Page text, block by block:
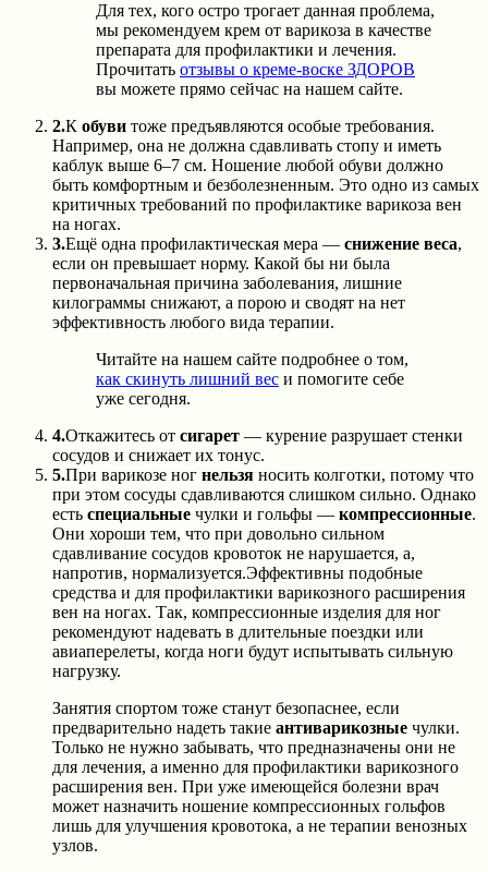
Для тех, кого остро трогает данная проблема,
мы рекомендуем крем от варикоза в качестве
препарата для профилактики и лечения.
Прочитать отзывы о креме-воске ЗДОРОВ
вы можете прямо сейчас на нашем сайте.
2.К обуви тоже предъявляются особые требования.
Например, она не должна сдавливать стопу и иметь
каблук выше 6–7 см. Ношение любой обуви должно
быть комфортным и безболезненным. Это одно из самых
критичных требований по профилактике варикоза вен
на ногах.
3.Ещё одна профилактическая мера — снижение веса,
если он превышает норму. Какой бы ни была
первоначальная причина заболевания, лишние
килограммы снижают, а порою и сводят на нет
эффективность любого вида терапии.
Читайте на нашем сайте подробнее о том,
как скинуть лишний вес и помогите себе
уже сегодня.
4.Откажитесь от сигарет — курение разрушает стенки
сосудов и снижает их тонус.
5.При варикозе ног нельзя носить колготки, потому что
при этом сосуды сдавливаются слишком сильно. Однако
есть специальные чулки и гольфы — компрессионные.
Они хороши тем, что при довольно сильном
сдавливание сосудов кровоток не нарушается, а,
напротив, нормализуется.Эффективны подобные
средства и для профилактики варикозного расширения
вен на ногах. Так, компрессионные изделия для ног
рекомендуют надевать в длительные поездки или
авиаперелеты, когда ноги будут испытывать сильную
нагрузку.
Занятия спортом тоже станут безопаснее, если
предварительно надеть такие антиварикозные чулки.
Только не нужно забывать, что предназначены они не
для лечения, а именно для профилактики варикозного
расширения вен. При уже имеющейся болезни врач
может назначить ношение компрессионных гольфов
лишь для улучшения кровотока, а не терапии венозных
узлов.